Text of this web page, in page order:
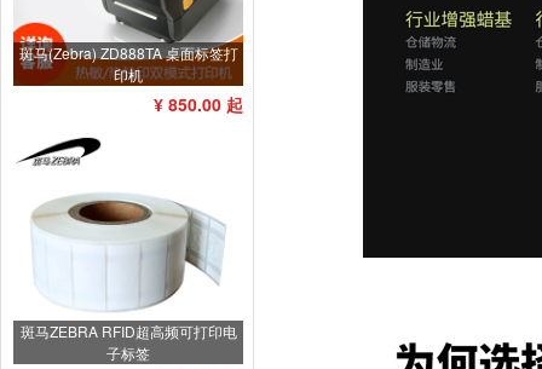
斑马(Zebra) ZD888TA 桌面标签打
印机
¥ 850.00 起
斑马ZEBRA RFID超高频可打印电
子标签